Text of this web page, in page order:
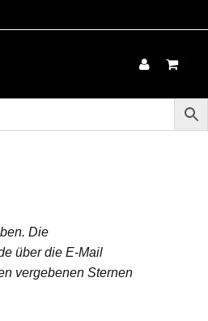
Die
über die E-Mail
vergebenen Sternen